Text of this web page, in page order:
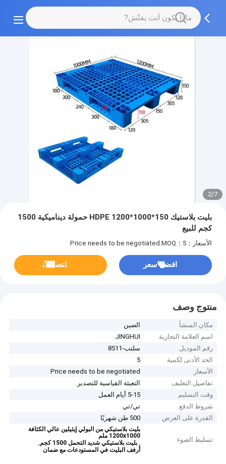
2/7
بليت بلاستيك HDPE 1200*1000*150 حمولة ديناميكية 1500
كجم للبيع
الأسعار：Price needs to be negotiated MOQ：5
افضل سعر ﺎﺘﺼﻟ ﺍﻶﻧ
منتوج وصف
مكان المنشأ
الصين
اسم العلامة التجارية
JINGHUI
رقم الموديل
سلتب-8511
الحد الأدنى لكمية
5
الأسعار
Price needs to be negotiated
تفاصيل التغليف
التعبئة القياسية للتصدير
وقت التسليم
5-15 أيام العمل
شروط الدفع
تي/تي
القدرة على العرض
500 طن شهريًا
تسليط الضوء:
بليت بلاستيكي من البولي إيثيلين عالي الكثافة
1200x1000 ملم
,بليت بلاستيكي شديد التحمل 1500 كجم ,
أرفف البليت في المستودعات مع ضمان